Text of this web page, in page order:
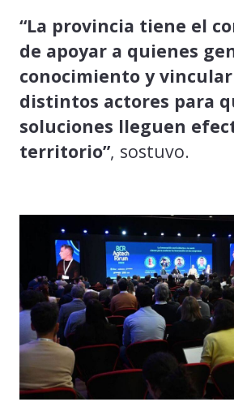
“La provincia tiene el
de apoyar a quienes
conocimiento y
distintos actores para
soluciones lleguen
territorio”, sostuvo.